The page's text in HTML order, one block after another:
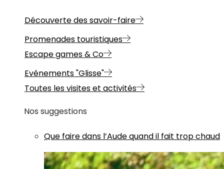
Découverte des savoir-faire
Promenades touristiques
Escape games & Co
Evénements "Glisse"
Toutes les visites et activités
Nos suggestions
Que faire dans l’Aude quand il fait trop chaud